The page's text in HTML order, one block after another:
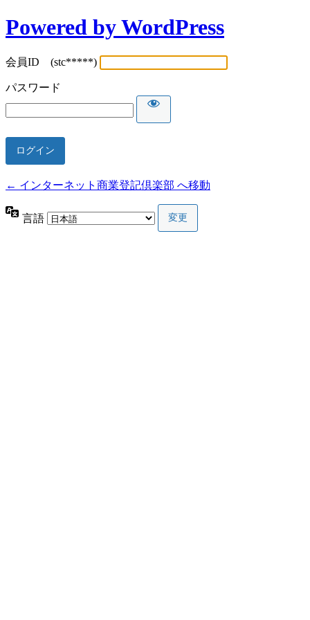
Powered by WordPress
会員ID (stc*****)
パスワード
← インターネット商業登記倶楽部 へ移動
言語